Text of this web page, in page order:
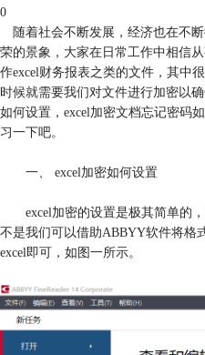
0
随着社会不断发展，经济也在不
荣的景象，大家在日常工作中相信
作excel财务报表之类的文件，其中
时候就需要我们对文件进行加密以
如何设置，excel加密文档忘记密码
习一下吧。
一、 excel加密如何设置
excel加密的设置是极其简单的，
不是我们可以借助ABBYY软件将格
excel即可，如图一所示。